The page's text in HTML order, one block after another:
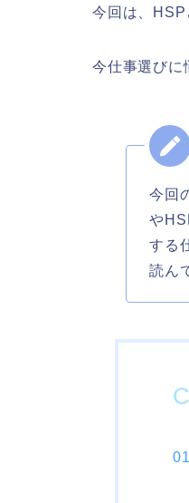
今回は、HSP
今仕事選びに
今回
や
する
読ん